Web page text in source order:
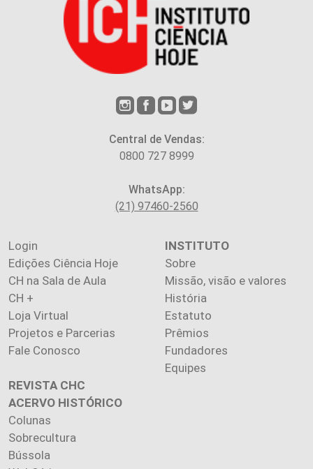
Central de Vendas:
0800 727 8999
WhatsApp:
(21) 97460-2560
Login
Edições Ciência Hoje
CH na Sala de Aula
CH +
Loja Virtual
Projetos e Parcerias
Fale Conosco
INSTITUTO
Sobre
Missão, visão e valores
História
Estatuto
Prêmios
Fundadores
Equipes
REVISTA CHC
ACERVO HISTÓRICO
Colunas
Sobrecultura
Bússola